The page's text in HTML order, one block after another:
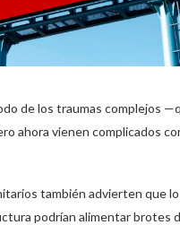
de los traumas complejos
ahora vienen complicados
también advierten que
podrían alimentar brotes